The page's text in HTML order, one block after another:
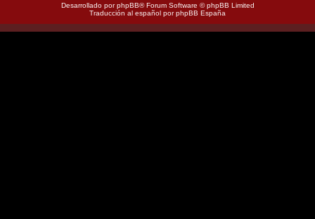
Desarrollado porphpBB® Forum Software © phpBB Limited
Traducción al español porphpBB España